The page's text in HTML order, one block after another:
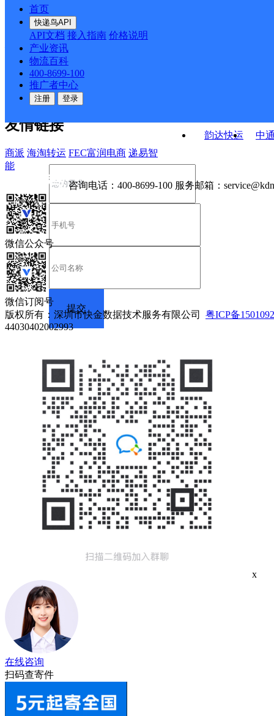
首页
快递鸟API
API文档 接入指南 价格说明
产业资讯
物流百科
400-8699-100
推广者中心
注册 登录
韵达快运
中
API接口 DEMO下载
关于我们
公司介绍 企业动态
合作伙伴 快递鸟接口服务协议
户隐私政策
友情链接
商派 海淘转运 FEC富润电商 递易智
能
咨询电话： 400-8699-100 服务邮箱：
微信公众号
微信订阅号
版权所有：深圳市快金数据技术服务有限公司 粤ICP备
44030402002993
x
在线咨询
扫码查寄件